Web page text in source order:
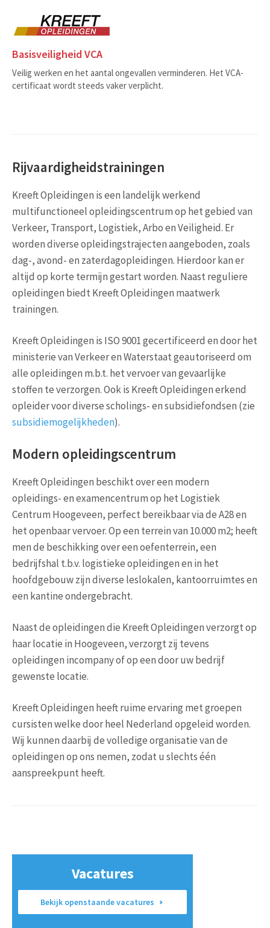
Basisveiligheid VCA
Veilig werken en het aantal ongevallen verminderen. Het VCA-
certificaat wordt steeds vaker verplicht.
Rijvaardigheidstrainingen
Kreeft Opleidingen is een landelijk werkend
multifunctioneel opleidingscentrum op het gebied van
Verkeer, Transport, Logistiek, Arbo en Veiligheid. Er
worden diverse opleidingstrajecten aangeboden, zoals
dag-, avond- en zaterdagopleidingen. Hierdoor kan er
altijd op korte termijn gestart worden. Naast reguliere
opleidingen biedt Kreeft Opleidingen maatwerk
trainingen.
Kreeft Opleidingen is ISO 9001 gecertificeerd en door het
ministerie van Verkeer en Waterstaat geautoriseerd om
alle opleidingen m.b.t. het vervoer van gevaarlijke
stoffen te verzorgen. Ook is Kreeft Opleidingen erkend
opleider voor diverse scholings- en subsidiefondsen (zie
subsidiemogelijkheden).
Modern opleidingscentrum
Kreeft Opleidingen beschikt over een modern
opleidings- en examencentrum op het Logistiek
Centrum Hoogeveen, perfect bereikbaar via de A28 en
het openbaar vervoer. Op een terrein van 10.000 m2; heeft
men de beschikking over een oefenterrein, een
bedrijfshal t.b.v. logistieke opleidingen en in het
hoofdgebouw zijn diverse leslokalen, kantoorruimtes en
een kantine ondergebracht.
Naast de opleidingen die Kreeft Opleidingen verzorgt op
haar locatie in Hoogeveen, verzorgt zij tevens
opleidingen incompany of op een door uw bedrijf
gewenste locatie.
Kreeft Opleidingen heeft ruime ervaring met groepen
cursisten welke door heel Nederland opgeleid worden.
Wij kunnen daarbij de volledige organisatie van de
opleidingen op ons nemen, zodat u slechts één
aanspreekpunt heeft.
Vacatures
Bekijk openstaande vacatures